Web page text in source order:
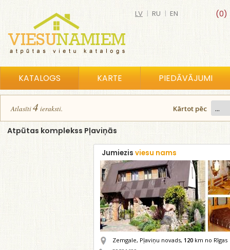
(0)
LV | RU | EN
KATALOGS KARTE PIEDĀVĀJUMI
Atlasīti4 ieraksti. Kārtot pēc
Atpūtas komplekss Pļaviņās
Jumiezis viesu nams
Zemgale, Pļaviņu novads, 120 km no Rīgas